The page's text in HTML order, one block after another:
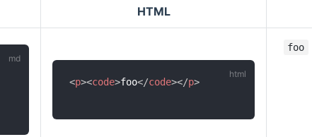
HTML
<p><code>foo</code></p>